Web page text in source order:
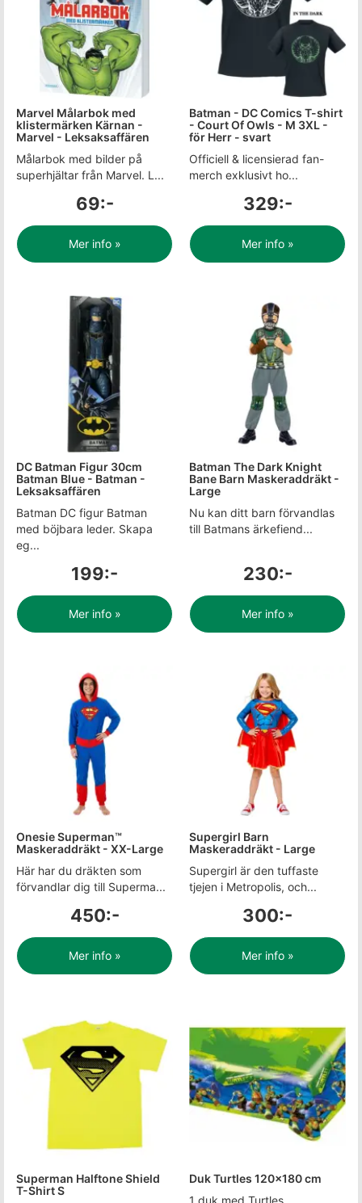
Marvel Målarbok med
klistermärken Kärnan -
Marvel - Leksaksaffären
Målarbok med bilder på
superhjältar från Marvel. L...
69:-
Mer info »
Batman - DC Comics T-shirt
- Court Of Owls - M 3XL -
för Herr - svart
Officiell & licensierad fan-
merch exklusivt ho...
329:-
Mer info »
DC Batman Figur 30cm
Batman Blue - Batman -
Leksaksaffären
Batman DC figur Batman
med böjbara leder. Skapa
eg...
199:-
Mer info »
Batman The Dark Knight
Bane Barn Maskeraddräkt -
Large
Nu kan ditt barn förvandlas
till Batmans ärkefiend...
230:-
Mer info »
Onesie Superman™
Maskeraddräkt - XX-Large
Här har du dräkten som
förvandlar dig till Superma...
450:-
Mer info »
Supergirl Barn
Maskeraddräkt - Large
Supergirl är den tuffaste
tjejen i Metropolis, och...
300:-
Mer info »
Superman Halftone Shield
T-Shirt S
Duk Turtles 120x180 cm
1 duk med Turtles